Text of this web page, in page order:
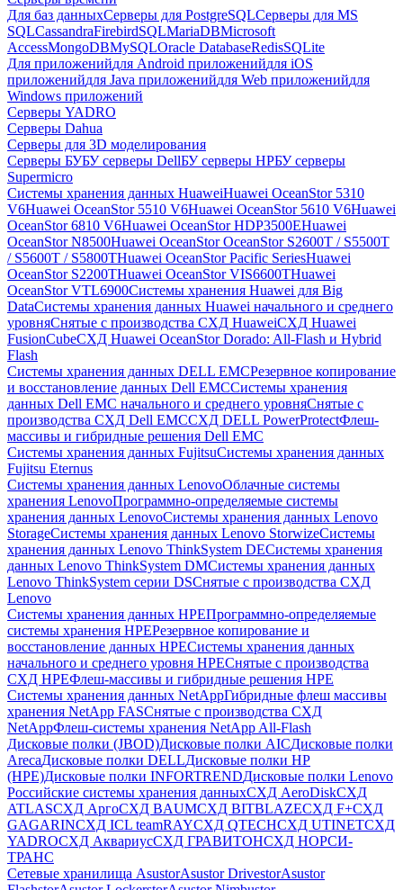
Для баз данныхСерверы для PostgreSQLСерверы для MS
SQLCassandraFirebirdSQLMariaDBMicrosoft
AccessMongoDBMySQLOracle DatabaseRedisSQLite
Для приложенийдля Android приложенийдля iOS
приложенийдля Java приложенийдля Web приложенийдля
Windows приложений
Серверы YADRO
Серверы Dahua
Серверы для 3D моделирования
Серверы БУБУ серверы DellБУ серверы HPБУ серверы
Supermicro
Системы хранения данных HuaweiHuawei OceanStor 5310
V6Huawei OceanStor 5510 V6Huawei OceanStor 5610 V6Huawei
OceanStor 6810 V6Huawei OceanStor HDP3500EHuawei
OceanStor N8500Huawei OceanStor OceanStor S2600T / S5500T
/ S5600T / S5800THuawei OceanStor Pacific SeriesHuawei
OceanStor S2200THuawei OceanStor VIS6600THuawei
OceanStor VTL6900Системы хранения Huawei для Big
DataСистемы хранения данных Huawei начального и среднего
уровняСнятые с производства СХД HuaweiСХД Huawei
FusionCubeСХД Huawei OceanStor Dorado: All-Flash и Hybrid
Flash
Системы хранения данных DELL EMCРезервное копирование
и восстановление данных Dell EMCСистемы хранения
данных Dell EMC начального и среднего уровняСнятые с
производства СХД Dell EMCСХД DELL PowerProtectФлеш-
массивы и гибридные решения Dell EMC
Системы хранения данных FujitsuСистемы хранения данных
Fujitsu Eternus
Системы хранения данных LenovoОблачные системы
хранения LenovoПрограммно-определяемые системы
хранения данных LenovoСистемы хранения данных Lenovo
StorageСистемы хранения данных Lenovo StorwizeСистемы
хранения данных Lenovo ThinkSystem DEСистемы хранения
данных Lenovo ThinkSystem DMСистемы хранения данных
Lenovo ThinkSystem серии DSСнятые с производства СХД
Lenovo
Системы хранения данных HPEПрограммно-определяемые
системы хранения HPEРезервное копирование и
восстановление данных HPEСистемы хранения данных
начального и среднего уровня HPEСнятые с производства
СХД HPEФлеш-массивы и гибридные решения HPE
Cистемы хранения данных NetAppГибридные флеш массивы
хранения NetApp FASСнятые с производства СХД
NetAppФлеш-системы хранения NetApp All-Flash
Дисковые полки (JBOD)Дисковые полки AICДисковые полки
ArecaДисковые полки DELLДисковые полки HP
(HPE)Дисковые полки INFORTRENDДисковые полки Lenovo
Российские системы хранения данныхСХД AeroDiskСХД
ATLASСХД AргоСХД BAUMСХД BITBLAZEСХД F+СХД
GAGARINСХД ICL teamRAYСХД QTECHСХД UTINETСХД
YADROСХД АквариусСХД ГРАВИТОНСХД НОРСИ-
ТРАНС
Сетевые хранилища AsustorAsustor DrivestorAsustor